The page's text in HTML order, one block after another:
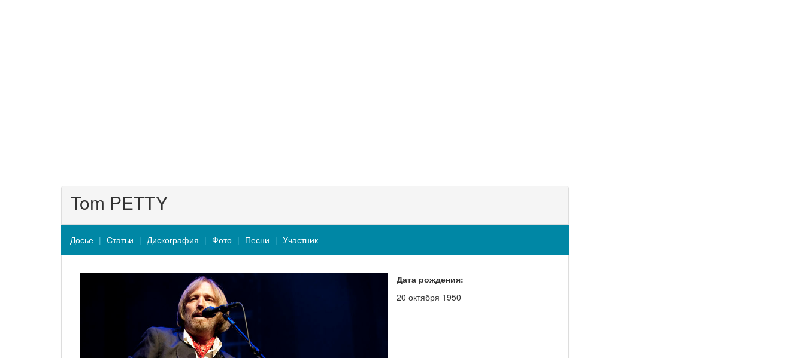
Tom PETTY
Досье Статьи Дискография Фото Песни Участник
Дата рождения:
20 октября 1950